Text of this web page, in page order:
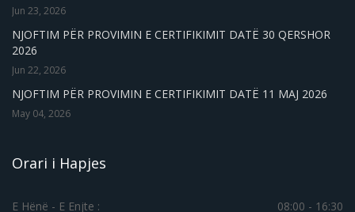
Jun 23, 2026
NJOFTIM PËR PROVIMIN E CERTIFIKIMIT DATË 30 QERSHOR
2026
Jun 22, 2026
NJOFTIM PËR PROVIMIN E CERTIFIKIMIT DATË 11 MAJ 2026
May 04, 2026
Orari i Hapjes
E Hënë - E Enjte : 08:00 - 16:30